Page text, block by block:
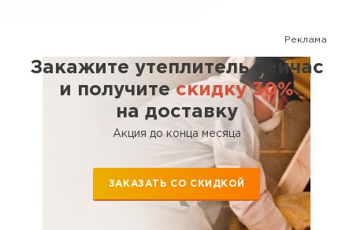
Реклама
Закажите утеплитель сейчас
и получитескидку 30%
на доставку
Акция до конца месяца
ЗАКАЗАТЬ СО СКИДКОЙ